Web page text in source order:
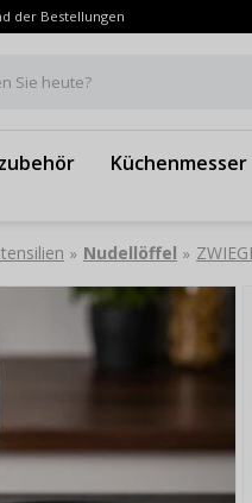
der Bestellungen
Sie heute?
Küchenmesser
» Nudellöffel »